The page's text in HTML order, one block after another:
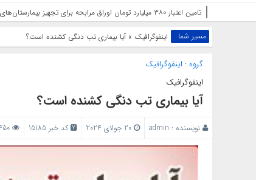
حضور حماسی و باشکوه مردم قم در
مسیر شما اینفوگرافیک » آیا بیماری تب دنگی کشنده است؟
گروه : اینفوگرافیک
اینفوگرافیک
آیا بیماری تب دنگی کشنده است؟
نویسنده : admin کد خبر 15185